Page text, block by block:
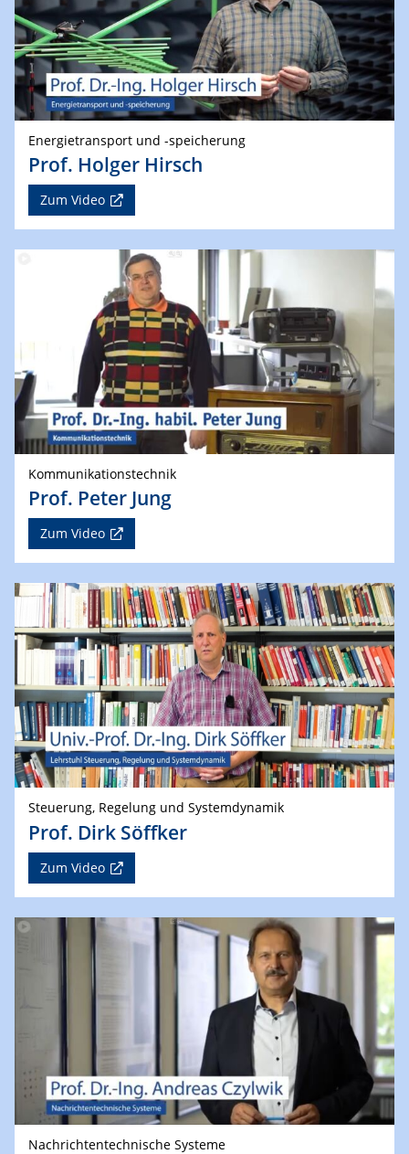
Energietransport und -speicherung
Prof. Holger Hirsch
Zum Video
Kommunikationstechnik
Prof. Peter Jung
Zum Video
Steuerung, Regelung und Systemdynamik
Prof. Dirk Söffker
Zum Video
Nachrichtentechnische Systeme